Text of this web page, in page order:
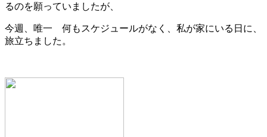
るのを願っていましたが、
今週、唯一 何もスケジュールがなく、私が家にいる日に、
旅立ちました。